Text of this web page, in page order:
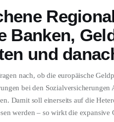
Banken,
und
nach, ob die europäische
bei den
Damit soll einerseits auf die
werden – so wirkt die